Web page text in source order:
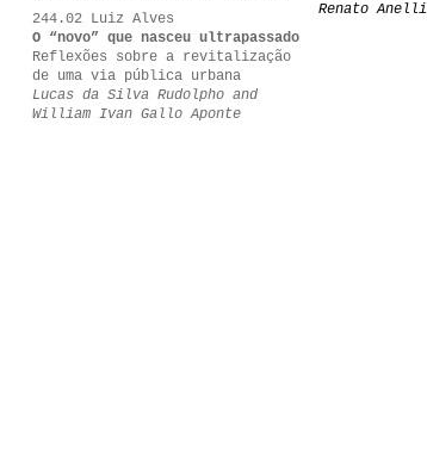
244.02 Luiz Alves
O “novo” que nasceu ultrapassado
Reflexões sobre a revitalização
de uma via pública urbana
Lucas da Silva Rudolpho and
William Ivan Gallo Aponte
Renato Anelli